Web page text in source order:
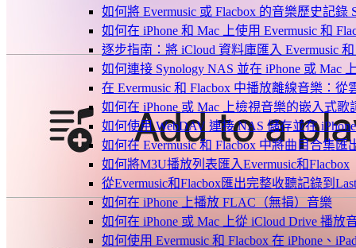
如何將 Evermusic 或 Flacbox 的音樂歷史記錄
如何在 iPhone 和 Mac 上使用 Evermusic 和
逐步指南：將 iCloud 資料庫匯入 Evermusic 和
如何連接 Synology NAS 並在 iPhone 或 Mac
在 Evermusic 和 Flacbox 中播放離線音樂：
如何在 iPhone 或 Mac 上檢視音樂的嵌入式
如何使用 WebDAV 連接 NAS 儲存並在
如何在 Evermusic 和 Flacbox 中將曲目合集
如何將M3U播放列表匯入Evermusic和Flacbox
從Evermusic和Flacbox匯出完整收聽記錄到
如何在 iPhone 上播放 FLAC（無損）音樂
如何在 iPhone 或 Mac 上從 iCloud Drive 播放
如何使用 Evermusic 和 Flacbox 在 iPhone、